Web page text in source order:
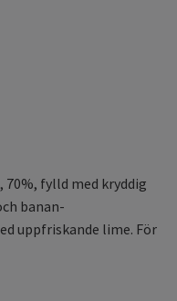
70%, fylld med kryddig
banan-
uppfriskande lime. För